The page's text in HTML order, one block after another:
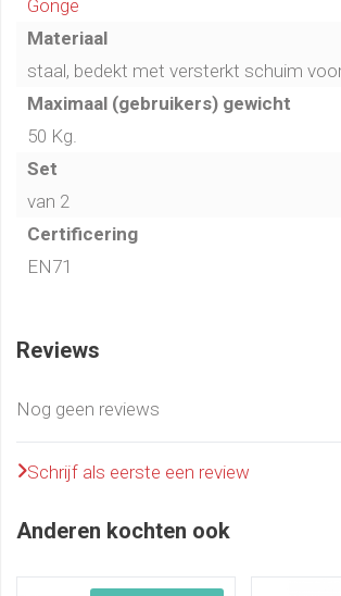
Gonge
Materiaal
staal, bedekt met versterkt schuim
Maximaal (gebruikers) gewicht
50 Kg.
Set
van 2
Certificering
EN71
Reviews
Nog geen reviews
Schrijf als eerste een review
Anderen kochten ook